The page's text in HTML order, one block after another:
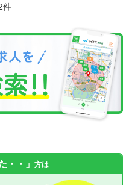
件
・・」 方は